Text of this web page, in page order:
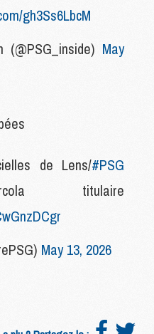
gh3Ss6LbcM
May
de Lens/#PSG
titulaire
May 13, 2026